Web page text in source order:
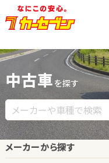
中古車 を探す
メーカーから探す